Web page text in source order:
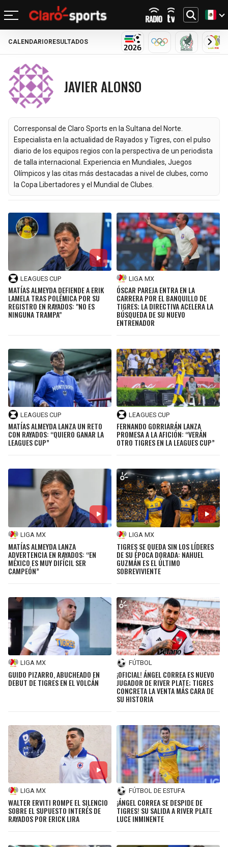
REGRESAR
FÚTBOL
MUNDIAL 2026
SELECCIÓN MEXICANA
CONCACHAMPIONS
FÚTBOL DE ESTUFA
LIGA DE EXPANSIÓN MX
LEAGUES CUP
REGRESAR
FÚTBOL INTERNACIONAL
CHAMPIONS LEAGUE
PREMIER LEAGUE
SERIE A
BUNDESLIGA
UEFA EUROPA LEAGUE
UEFA CONFERENCE LEAGUE
MLS
COPA LIBERTADORES
LIGA BETPLAY
OTRAS LIGAS
REGRESAR
MOTOR
FÓRMULA 1
REGRESAR
NFL
BILLS
PATRIOTS
JETS
CHIEFS
CHARGERS
RAVENS
BROWNS
STEELERS
TEXANS
COLTS
TITANS
COWBOYS
GIANTS
EAGLES
COMMANDERS
CARDINALS
RAMS
49ERS
BEARS
LIONS
PACKERS
VIKINGS
REGRESAR
NBA
CELTICS
KNICKS
76ERS
BULLS
CAVALIERS
PISTONS
PACERS
HAWKS
HORNETS
HEAT
MAGIC
WARRIORS
CLIPPERS
LAKERS
SUNS
KINGS
MAVERICKS
ROCKETS
GRIZZLIES
SPURS
NUGGETS
TIMBERWOLVES
THUNDER
REGRESAR
BÉISBOL
MEXICANO
REGRESAR
OTROS DEPORTES
CICLISMO
BOXEO
GOLF
UFC
REGRESAR
ACTUALIDAD
TENDENCIAS
CINE Y TV
VIDEOJUEGOS
CALENDARIO RESULTADOS
MUNDIAL 2026
OLÍMPICOS
JAVIER ALONSO
Corresponsal de Claro Sports en la Sultana del Norte.
Especialista en la actualidad de Rayados y Tigres, con el pulso
diario de los equipos regios con la perspectiva de un periodista
de talla internacional. Experiencia en Mundiales, Juegos
Olímpicos y las citas más destacadas a nivel de clubes, como
la Copa Libertadores y el Mundial de Clubes.
LEAGUES CUP
MATÍAS ALMEYDA DEFIENDE A ERIK
LAMELA TRAS POLÉMICA POR SU
REGISTRO EN RAYADOS: "NO ES
NINGUNA TRAMPA"
LIGA MX
ÓSCAR PAREJA ENTRA EN LA
CARRERA POR EL BANQUILLO DE
TIGRES; LA DIRECTIVA ACELERA LA
BÚSQUEDA DE SU NUEVO
ENTRENADOR
LEAGUES CUP
MATÍAS ALMEYDA LANZA UN RETO
CON RAYADOS: “QUIERO GANAR LA
LEAGUES CUP”
LEAGUES CUP
FERNANDO GORRIARÁN LANZA
PROMESA A LA AFICIÓN: “VERÁN
OTRO TIGRES EN LA LEAGUES CUP”
LIGA MX
MATÍAS ALMEYDA LANZA
ADVERTENCIA EN RAYADOS: “EN
MÉXICO ES MUY DIFÍCIL SER
CAMPEÓN”
LIGA MX
TIGRES SE QUEDA SIN LOS LÍDERES
DE SU ÉPOCA DORADA: NAHUEL
GUZMÁN ES EL ÚLTIMO
SOBREVIVIENTE
LIGA MX
GUIDO PIZARRO, ABUCHEADO EN
DEBUT DE TIGRES EN EL VOLCÁN
FÚTBOL
¡OFICIAL! ÁNGEL CORREA ES NUEVO
JUGADOR DE RIVER PLATE; TIGRES
CONCRETA LA VENTA MÁS CARA DE
SU HISTORIA
LIGA MX
WALTER ERVITI ROMPE EL SILENCIO
SOBRE EL SUPUESTO INTERÉS DE
RAYADOS POR ERICK LIRA
FÚTBOL DE ESTUFA
¡ÁNGEL CORREA SE DESPIDE DE
TIGRES! SU SALIDA A RIVER PLATE
LUCE INMINENTE